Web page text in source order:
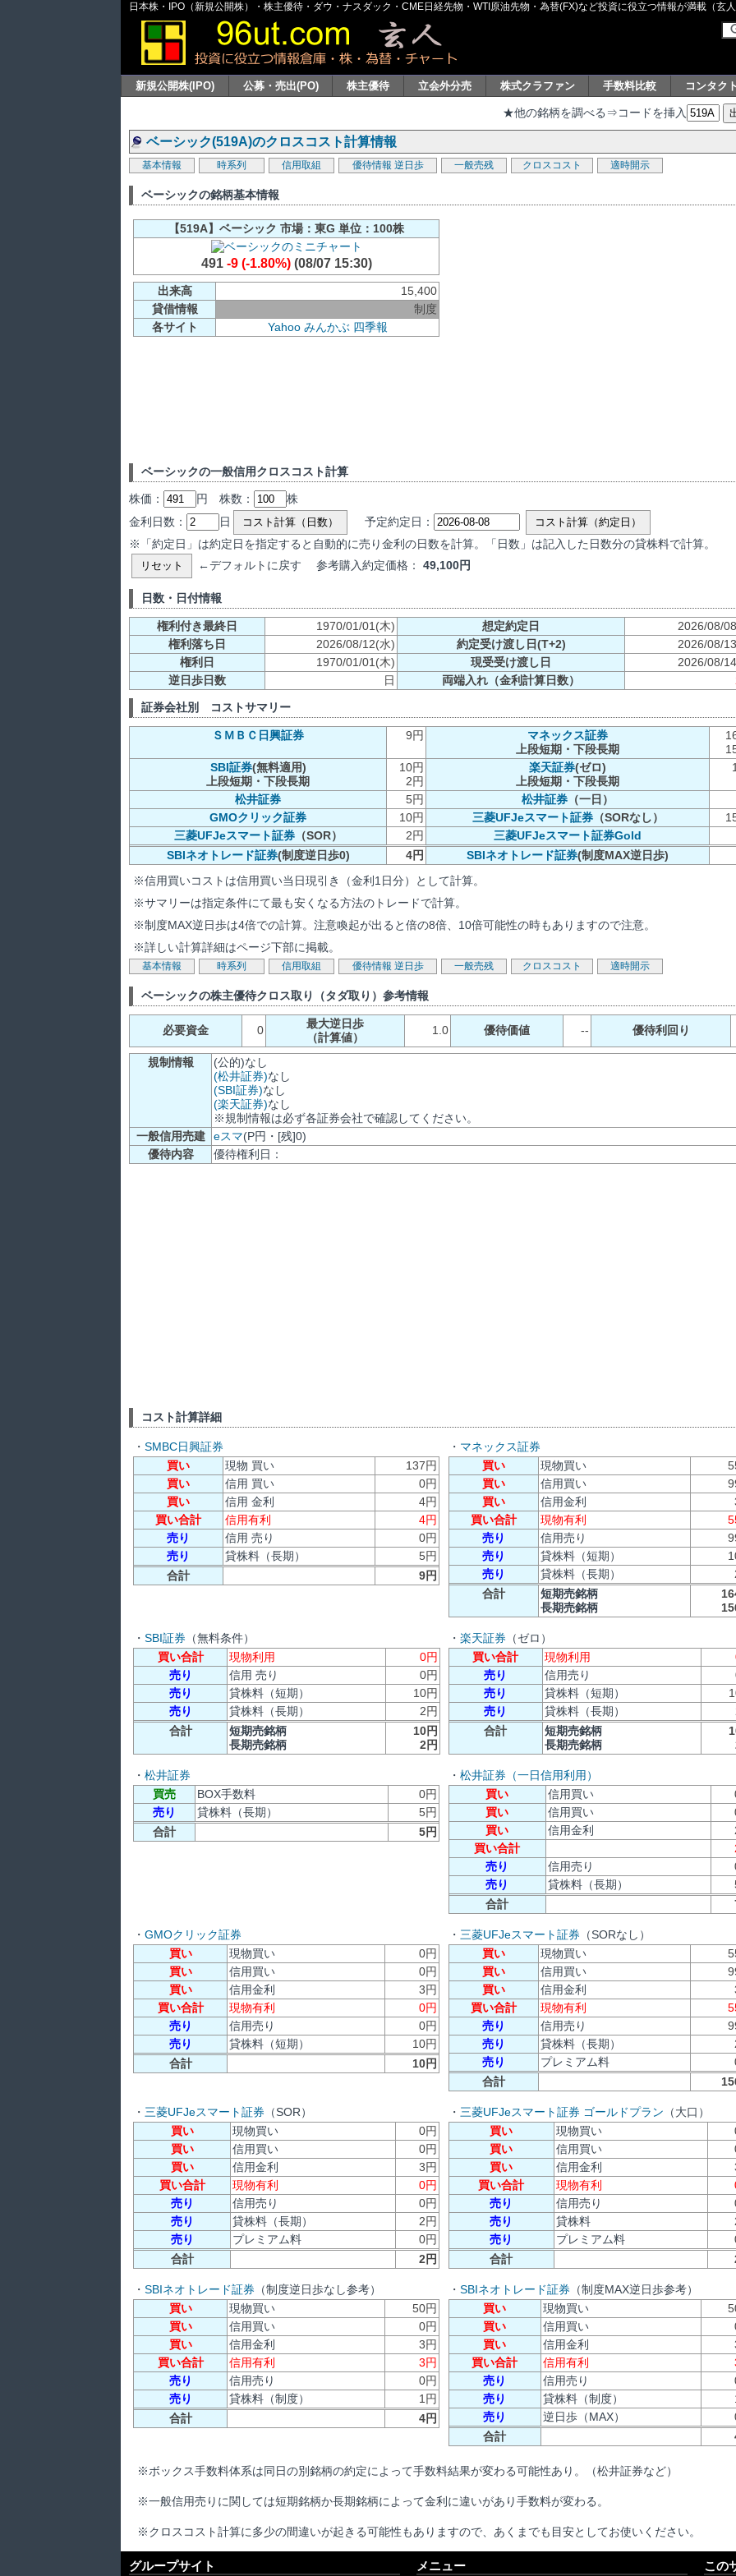
日本株・IPO（新規公開株）・株主優待・ダウ・ナスダック・CME日経先物・WTI原油先物・為替(FX)など投資に役立つ情報が満載（玄
新規公開株(IPO) 公募・売出(PO) 株主優待 立会外分売 株式クラファン 手数料比較 コンタク
★他の銘柄を調べる⇒コードを挿入
ベーシック(519A)のクロスコスト計算情報
基本情報 時系列 信用取組 優待情報 逆日歩 一般売残 クロスコスト 適時開示
ベーシックの銘柄基本情報
【519A】ベーシック 市場：東G 単位：100株
491 -9 (-1.80%)(08/07 15:30)
出来高
15,400
貸借情報
制度
各サイト
Yahoo みんかぶ 四季報
ベーシックの一般信用クロスコスト計算
株価： 円 株数：
株
金利日数：
日 コスト計算（日数） 予定約定日： コスト計算（約定日）
※「約定日」は約定日を指定すると自動的に売り金利の日数を計算。「日数」は記入した日数分の貸株料で計算。
リセット ←デフォルトに戻す 参考購入約定価格： 49,100円
日数・日付情報
権利付き最終日 1970/01/01(木) 想定約定日
2026/08/
権利落ち日
2026/08/12(水) 約定受け渡し日(T+2)
2026/08/
権利日
1970/01/01(木) 現受受け渡し日
2026/08/
逆日歩日数
日 両端入れ（金利計算日数）
証券会社別 コストサマリー
ＳＭＢＣ日興証券 9円
マネックス証券
上段短期・下段長期
SBI証券(無料適用)
上段短期・下段長期
10円
2円
楽天証券(ゼロ)
上段短期・下段長期
松井証券 5円 松井証券 （一日）
GMOクリック証券
10円 三菱UFJeスマート証券（SORなし）
三菱UFJeスマート証券（SOR） 2円
三菱UFJeスマート証券Gold
SBIネオトレード証券(制度逆日歩0) 4円 SBIネオトレード証券(制度MAX逆日歩)
※信用買いコストは信用買い当日現引き（金利1日分）として計算。
※サマリーは指定条件にて最も安くなる方法のトレードで計算。
※制度MAX逆日歩は4倍での計算。注意喚起が出ると倍の8倍、10倍可能性の時もありますので注意。
※詳しい計算詳細はページ下部に掲載。
基本情報 時系列 信用取組 優待情報 逆日歩 一般売残 クロスコスト 適時開示
ベーシックの株主優待クロス取り（タダ取り）参考情報
必要資金 0
最大逆日歩
（計算値）
1.0 優待価値 -- 優待利回り
規制情報
(公的)なし
(松井証券)なし
(SBI証券)なし
(楽天証券)なし
※規制情報は必ず各証券会社で確認してください。
一般信用売建
eスマ(P円・[残]0)
優待内容
優待権利日：
コスト計算詳細
・ SMBC日興証券
買い
現物 買い
137円
買い
信用 買い
0円
買い
信用 金利
4円
買い合計
信用有利
4円
売り
信用 売り
0円
売り
貸株料（長期）
5円
合計
9円
・ マネックス証券
買い
現物買い
買い
信用買い
買い
信用金利
買い合計
現物有利
売り
信用売り
売り
貸株料（短期）
売り
貸株料（長期）
合計
短期売銘柄
長期売銘柄
・ SBI証券 （無料条件）
買い合計
現物利用
0円
売り
信用 売り
0円
売り
貸株料（短期）
10円
売り
貸株料（長期）
2円
合計
短期売銘柄
長期売銘柄
10円
2円
・ 楽天証券 （ゼロ）
買い合計
現物利用
売り
信用売り
売り
貸株料（短期）
売り
貸株料（長期）
合計
短期売銘柄
長期売銘柄
・ 松井証券
買売
BOX手数料
0円
売り
貸株料（長期）
5円
合計
5円
・ 松井証券（一日信用利用）
買い
信用買い
買い
信用買い
買い
信用金利
買い合計
売り
信用売り
売り
貸株料（長期）
合計
・ GMOクリック証券
買い
現物買い
0円
買い
信用買い
0円
買い
信用金利
3円
買い合計
現物有利
0円
売り
信用売り
0円
売り
貸株料（短期）
10円
合計
10円
・ 三菱UFJeスマート証券 （SORなし）
買い
現物買い
買い
信用買い
買い
信用金利
買い合計
現物有利
売り
信用売り
売り
貸株料（長期）
売り
プレミアム料
合計
・ 三菱UFJeスマート証券 （SOR）
買い
現物買い
0円
買い
信用買い
0円
買い
信用金利
3円
買い合計
現物有利
0円
売り
信用売り
0円
売り
貸株料（長期）
2円
売り
プレミアム料
0円
合計
2円
・ 三菱UFJeスマート証券 ゴールドプラン （大口）
買い
現物買い
買い
信用買い
買い
信用金利
買い合計
現物有利
売り
信用売り
売り
貸株料
売り
プレミアム料
合計
・ SBIネオトレード証券 （制度逆日歩なし参考）
買い
現物買い
50円
買い
信用買い
0円
買い
信用金利
3円
買い合計
信用有利
3円
売り
信用売り
0円
売り
貸株料（制度）
1円
合計
4円
・ SBIネオトレード証券 （制度MAX逆日歩参考）
買い
現物買い
買い
信用買い
買い
信用金利
買い合計
信用有利
売り
信用売り
売り
貸株料（制度）
売り
逆日歩（MAX）
合計
※ボックス手数料体系は同日の別銘柄の約定によって手数料結果が変わる可能性あり。（松井証券など）
※一般信用売りに関しては短期銘柄か長期銘柄によって金利に違いがあり手数料が変わる。
※クロスコスト計算に多少の間違いが起きる可能性もありますので、あくまでも目安としてお使いください。
グループサイト メニュー この